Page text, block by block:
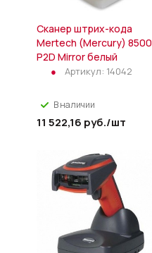
Сканер штрих-кода
Mertech (Mercury) 8500
P2D Mirror белый
Артикул: 14042
В наличии
11 522,16 руб./шт